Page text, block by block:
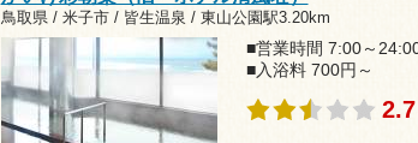
鳥取県 / 米子市 / 皆生温泉 / 東山公園駅3.20km
■営業時間 7:00～
■入浴料 700円～